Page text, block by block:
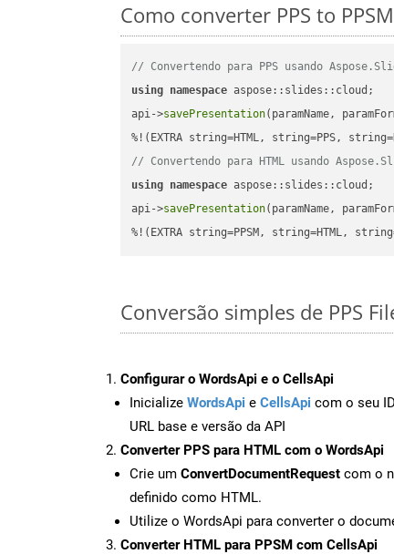
Como converter PPS to
// Convertendo para PPS usando
using namespace
api->savePresentation(paramName,
// Convertendo para HTML usando
using namespace
api->savePresentation(paramName,
%!(EXTRA string=PPSM, string=HTML,
Conversão simples de PPS
Configurar o WordsApi e o CellsApi
Inicialize WordsApi e CellsApi com o seu
URL base e versão da API
Converter PPS para HTML com o WordsApi
Crie um ConvertDocumentRequest com o
definido como HTML.
Utilize o WordsApi para converter o
Converter HTML para PPSM com CellsApi